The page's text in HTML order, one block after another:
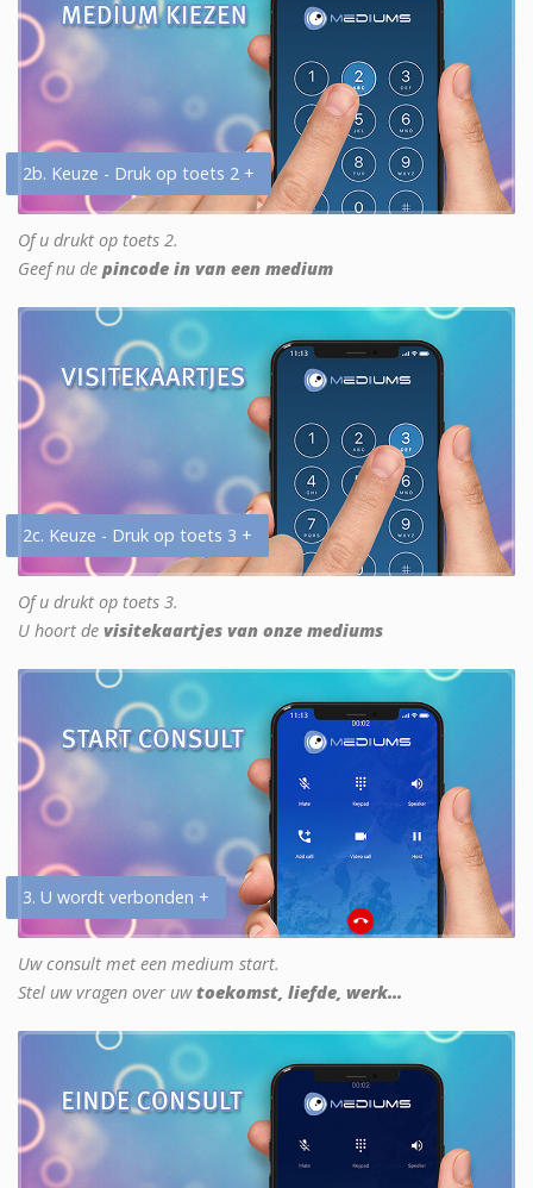
2b. Keuze - Druk op toets 2 +
Of u drukt op toets 2.
Geef nu de pincode in van een medium
2c. Keuze - Druk op toets 3 +
Of u drukt op toets 3.
U hoort de visitekaartjes van onze mediums
3. U wordt verbonden +
Uw consult met een medium start.
Stel uw vragen over uwtoekomst, liefde, werk...